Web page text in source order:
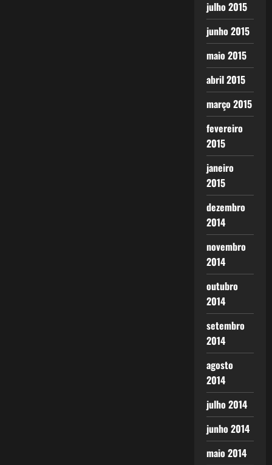
julho 2015
junho 2015
maio 2015
abril 2015
março 2015
fevereiro
2015
janeiro
2015
dezembro
2014
novembro
2014
outubro
2014
setembro
2014
agosto
2014
julho 2014
junho 2014
maio 2014